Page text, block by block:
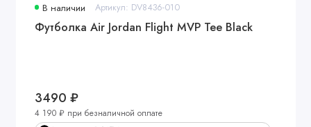
В наличии Артикул: DV8436-010
Футболка Air Jordan Flight MVP Tee Black
3490 ₽
4 190 ₽ при безналичной оплате